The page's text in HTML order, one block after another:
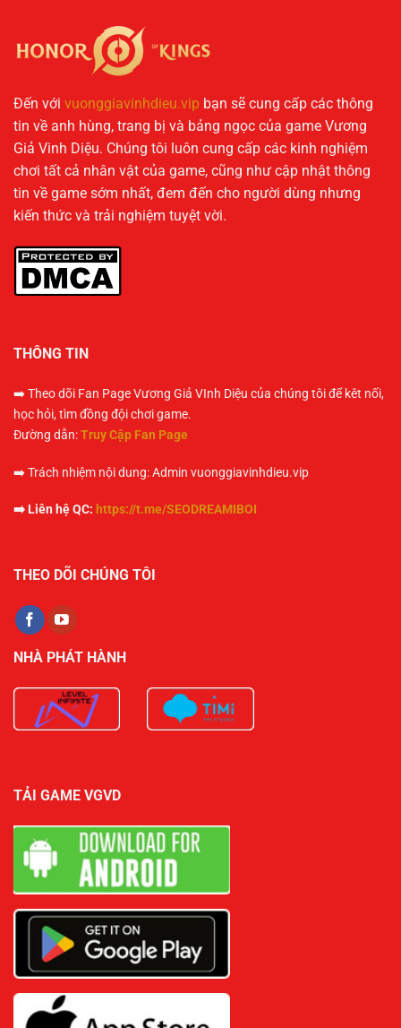
Đến với vuonggiavinhdieu.vip bạn sẽ cung cấp các thông
tin về anh hùng, trang bị và bảng ngọc của game Vương
Giả Vinh Diệu. Chúng tôi luôn cung cấp các kinh nghiệm
chơi tất cả nhân vật của game, cũng như cập nhật thông
tin về game sớm nhất, đem đến cho người dùng nhưng
kiến thức và trải nghiệm tuyệt vời.
THÔNG TIN
➡️ Theo dõi Fan Page Vương Giả VInh Diệu của chúng tôi để kêt nối,
học hỏi, tìm đồng đội chơi game.
Đường dẫn:Truy Cập Fan Page
➡️ Trách nhiệm nội dung: Admin vuonggiavinhdieu.vip
➡️ Liên hệ QC: https://t.me/SEODREAMIBOI
THEO DÕI CHÚNG TÔI
NHÀ PHÁT HÀNH
TẢI GAME VGVD